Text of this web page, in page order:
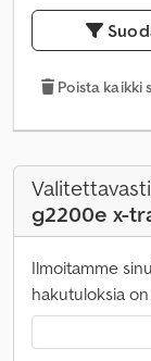
Poista kaikki
g2200e x-
Ilmoitamme
hakutuloksia on